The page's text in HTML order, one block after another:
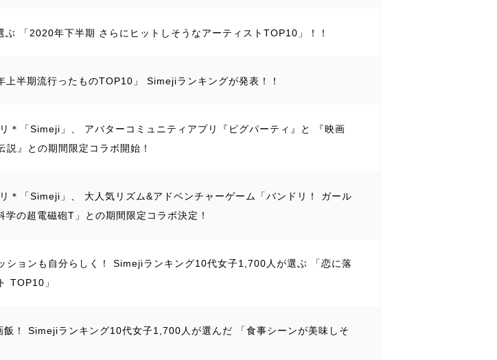
「2020年下半期 さらにヒットしそうなアーティストTOP10」！！
半期流行ったものTOP10」 Simejiランキングが発表！！
＊「Simeji」、 アバターコミュニティアプリ『ピグパーティ』と 『映画
』との期間限定コラボ開始！
＊「Simeji」、 大人気リズム&アドベンチャーゲーム「バンドリ！ ガール
の超電磁砲T」との期間限定コラボ決定！
ションも自分らしく！ Simejiランキング10代女子1,700人が選ぶ 「恋に落
TOP10」
！ Simejiランキング10代女子1,700人が選んだ 「食事シーンが美味しそ